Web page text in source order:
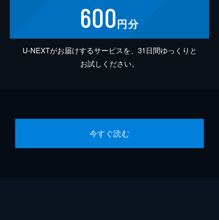
600円分
U-NEXTがお届けするサービスを、31日間ゆっくりと
お試しください。
今すぐ読む